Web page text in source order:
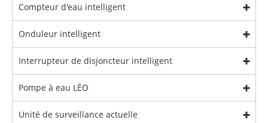
Compteur d'eau intelligent
Onduleur intelligent
Interrupteur de disjoncteur intelligent
Pompe à eau LÉO
Unité de surveillance actuelle